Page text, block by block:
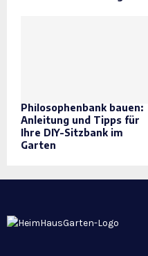
Philosophenbank bauen:
Anleitung und Tipps für
Ihre DIY-Sitzbank im
Garten